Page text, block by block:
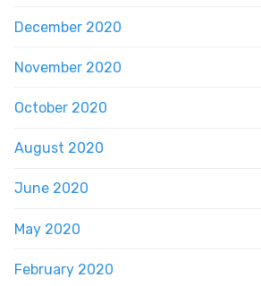
December 2020
November 2020
October 2020
August 2020
June 2020
May 2020
February 2020